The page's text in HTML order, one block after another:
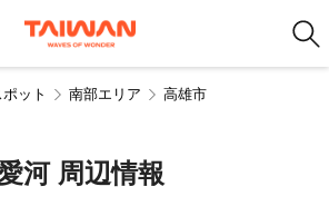
ット 南部エリア 高雄市
河 周辺情報